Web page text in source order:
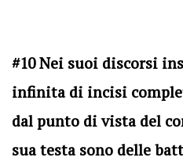
#10 Nei suoi discorsi
infinita di incisi
dal punto di vista del
sua testa sono delle